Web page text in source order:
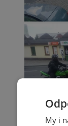
My i